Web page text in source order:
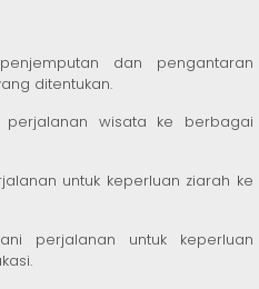
dan pengantaran
ditentukan.
perjalanan wisata ke berbagai
untuk keperluan ziarah ke
perjalanan untuk keperluan